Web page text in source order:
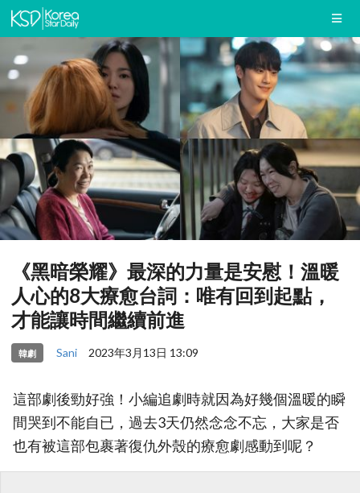
《黑暗榮耀》最深的力量是安慰！溫暖
人心的8大療愈台詞：唯有回到起點，
才能讓時間繼續前進
韓劇 Sani 2023年3月13日 13:09
這部劇後勁好強！小編追劇時就因為好幾個溫暖的瞬
間哭到不能自已，過去3天仍然念念不忘，大家是否
也有被這部包裹著復仇外殼的療愈劇感動到呢？